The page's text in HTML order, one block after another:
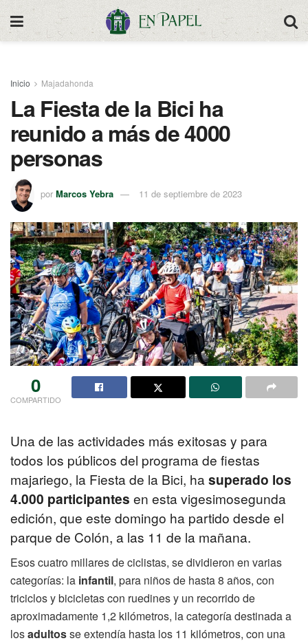
Inicio Majadahonda
La Fiesta de la Bici ha
reunido a más de 4000
personas
por Marcos Yebra 11 de septiembre de 2023
0
COMPARTIDO
Una de las actividades más exitosas y para
todos los públicos del programa de fiestas
majariego, la Fiesta de la Bici, hasuperado los
4.000 participantes en esta vigesimosegunda
edición, que este domingo ha partido desde el
parque de Colón, a las 11 de la mañana.
Esos cuatro millares de ciclistas, se dividieron en varias
categorías: la infantil, para niños de hasta 8 años, con
triciclos y bicicletas con ruedines y un recorrido de
aproximadamente 1,2 kilómetros, la categoría destinada a
losadultosse extendía hasta los 11 kilómetros, con una